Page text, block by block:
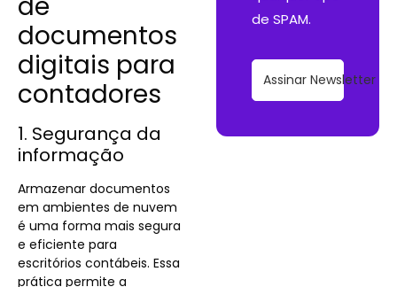
de
documentos
digitais para
contadores
1. Segurança da
informação
Armazenar documentos
em ambientes de nuvem
é uma forma mais segura
e eficiente para
escritórios contábeis. Essa
prática permite a
de SPAM.
Assinar Newsletter